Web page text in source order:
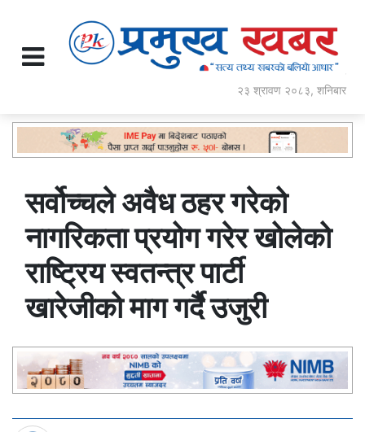
२३ श्रावण २०८३, शनिबार
सर्वोच्चले अवैध ठहर गरेको
नागरिकता प्रयोग गरेर खोलेको
राष्ट्रिय स्वतन्त्र पार्टी
खारेजीको माग गर्दै उजुरी